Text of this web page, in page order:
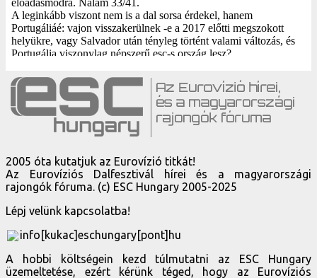
2005 óta kutatjuk az Eurovízió titkát!
Az Eurovíziós Dalfesztivál hírei és a magyarországi
rajongók fóruma. (c) ESC Hungary 2005-2025
Lépj velünk kapcsolatba!
info[kukac]eschungary[pont]hu
A hobbi költségein kezd túlmutatni az ESC Hungary
üzemeltetése, ezért kérünk téged, hogy az Eurovíziós